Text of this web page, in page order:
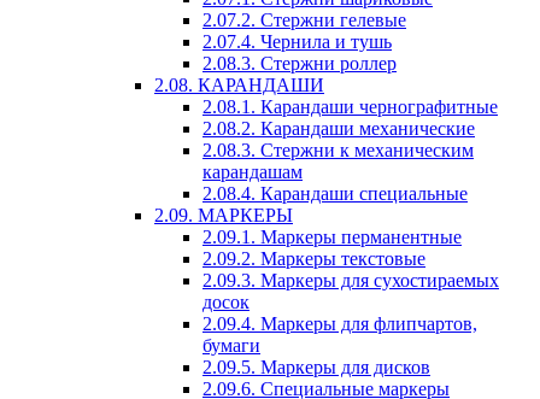
2.07.2. Стержни гелевые
2.07.4. Чернила и тушь
2.08.3. Стержни роллер
2.08. КАРАНДАШИ
2.08.1. Карандаши чернографитные
2.08.2. Карандаши механические
2.08.3. Стержни к механическим
карандашам
2.08.4. Карандаши специальные
2.09. МАРКЕРЫ
2.09.1. Маркеры перманентные
2.09.2. Маркеры текстовые
2.09.3. Маркеры для сухостираемых
досок
2.09.4. Маркеры для флипчартов,
бумаги
2.09.5. Маркеры для дисков
2.09.6. Специальные маркеры